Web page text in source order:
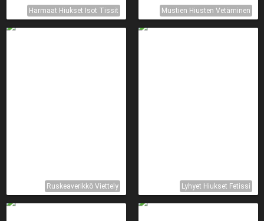
Harmaat Hiukset Isot Tissit Mustien Hiusten Vetäminen
Ruskeaverikkö Viettely Lyhyet Hiukset Fetissi